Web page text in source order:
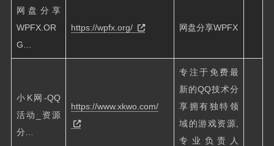
网盘分享
WPFX.OR
G…
https://wpfx.org/ 网盘分享WPFX
小K网-QQ
活动_资源
分…
https://www.xkwo.com/
专注于免费最
新的QQ技术分
享拥有独特领
域的游戏资源,
专业负责人